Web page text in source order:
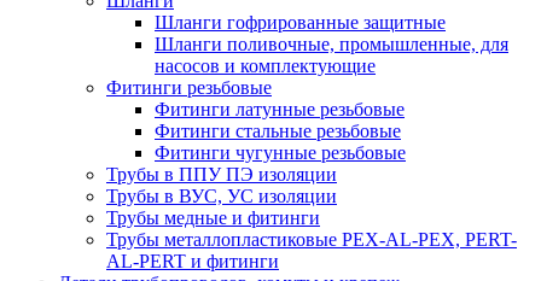
Шланги гофрированные защитные
Шланги поливочные, промышленные, для
насосов и комплектующие
Фитинги резьбовые
Фитинги латунные резьбовые
Фитинги стальные резьбовые
Фитинги чугунные резьбовые
Трубы в ППУ ПЭ изоляции
Трубы в ВУС, УС изоляции
Трубы медные и фитинги
Трубы металлопластиковые PEX-AL-PEX, PERT-
AL-PERT и фитинги